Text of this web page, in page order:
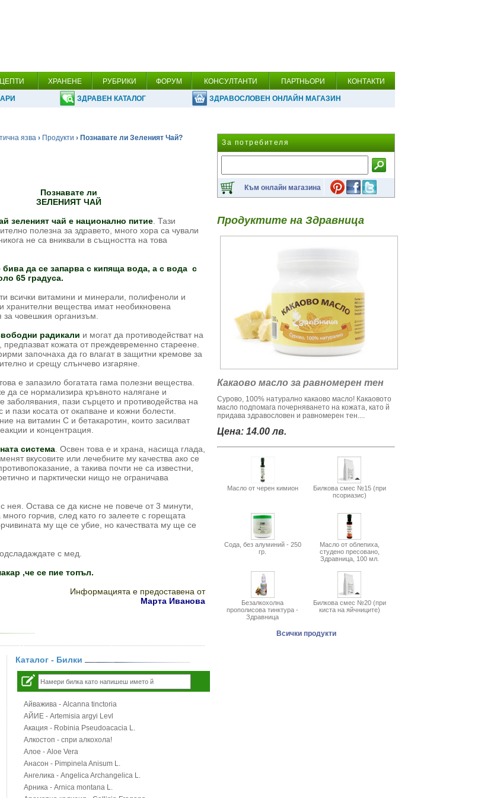
ХРАНЕНЕ РУБРИКИ ФОРУМ КОНСУЛТАНТИ ПАРТНЬОРИ КОНТАКТИ
ЗДРАВЕН КАТАЛОГ ЗДРАВОСЛОВЕН ОНЛАЙН МАГАЗИН
язва › Продукти › Познавате ли Зеленият Чай?
Познавате ли
ЗЕЛЕНИЯТ ЧАЙ
зеленият чай е национално питие . Тази
полезна за здравето, много хора са чували
не са вниквали в същността на това
бива да се запарва с кипяща вода, а с вода с
65 градуса.
всички витамини и минерали, полифеноли и
хранителни вещества имат необикновена
човешкия организъм.
радикали и могат да противодействат на
кожата от преждевременно стареене.
започнаха да го влагат в защитни кремове за
и срещу слънчево изгаряне.
е запазило богатата гама полезни вещества.
да се нормализира кръвното налягане и
заболявания, пази сърцето и противодейства на
пази косата от окапване и кожни болести.
на витамин С и бетакаротин, които засилват
и концентрация.
система . Освен това е и храна, насища глада,
вкусовите или лечебните му качества ако се
а такива почти не са известни,
и парктически нищо не ограничава
нея. Остава се да кисне не повече от 3 минути,
горчив, след като го залеете с горещата
му ще се убие, но качествата му ще се
с мед.
,че се пие топъл.
Информацията е предоставена от
Марта Иванова
Каталог - Билки
Айважива - Alcanna tinctoria
АЙИЕ - Artemisia argyi Levl
Акация - Robinia Pseudoacacia L.
Алкостоп - спри алкохола!
Алое - Aloe Vera
Анасон - Pimpinela Anisum L.
Ангелика - Angelica Archangelica L.
Арника - Arnica montana L.
За потребителя
Към онлайн магазина
Продуктите на Здравница
Какаово масло за равномерен тен
Сурово, 100% натурално какаово масло! Какаовото
масло подпомага почерняването на кожата, като й
придава здравословен и равномерен тен....
Цена: 14.00 лв.
Масло от черен кимион
Билкова смес №15 (при
псориазис)
Сода, без алуминий - 250
гр.
Масло от облепиха,
студено пресовано,
Здравница, 100 мл.
Безалкохолна
прополисова тинктура -
Здравница
Билкова смес №20 (при
киста на яйчниците)
Всички продукти